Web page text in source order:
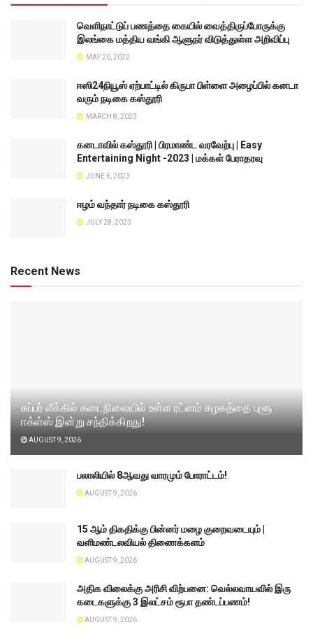
வெளிநாட்டுப் பணத்தை கையில் வைத்திருப்போருக்கு
இலங்கை மத்திய வங்கி ஆளுநர் விடுத்துள்ள அறிவிப்பு
MAY 20, 2022
ஈஸி24நியூஸ் ஏற்பாட்டில் கிருபா பிள்ளை அழைப்பில் கனடா
வரும் நடிகை கஸ்தூரி
MARCH 8, 2023
கனடாவில் கஸ்தூரி | பிரமாண்ட வரவேற்பு | Easy
Entertaining Night -2023 | மக்கள் பேராதரவு
JUNE 6, 2023
ஈழம் வந்தார் நடிகை கஸ்தூரி
JULY 28, 2023
Recent News
சுப்பர் லீக்கில் கடைநிலையில் உள்ள ரட்னம் கழகத்தை புளூ
ஈக்ள்ஸ் இன்று சந்திக்கிறது!
AUGUST 9, 2026
பலாலியில் 8ஆவது வாரமும் போராட்டம்!
AUGUST 9, 2026
15 ஆம் திகதிக்கு பின்னர் மழை குறைவடையும் |
வளிமண்டலவியல் திணைக்களம்
AUGUST 9, 2026
அதிக விலைக்கு அரிசி விற்பனை: வெல்லவாயவில் இரு
கடைகளுக்கு 3 இலட்சம் ரூபா தண்டப்பணம்!
AUGUST 9, 2026